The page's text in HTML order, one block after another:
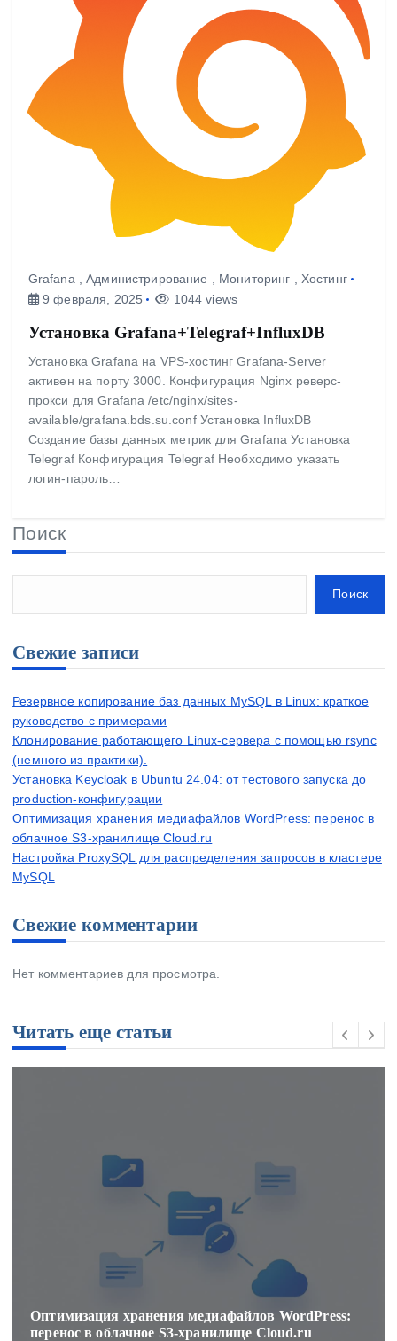
Grafana ,Администрирование Мониторинг
Хостинг
9 февраля, 2025
1044 views
Установка Grafana+Telegraf+InfluxDB
Установка Grafana на VPS-хостинг Grafana-Server
активен на порту 3000. Конфигурация Nginx реверс-
прокси для Grafana /etc/nginx/sites-
available/grafana.bds.su.conf Установка InfluxDB
Создание базы данных метрик для Grafana Установка
Telegraf Конфигурация Telegraf Необходимо указать
логин-пароль…
Поиск
Поиск
Свежие записи
Резервное копирование баз данных MySQL в Linux: краткое
руководство с примерами
Клонирование работающего Linux-сервера с помощью rsync
(немного из практики).
Установка Keycloak в Ubuntu 24.04: от тестового запуска до
production-конфигурации
Оптимизация хранения медиафайлов WordPress: перенос в
облачное S3-хранилище Cloud.ru
Настройка ProxySQL для распределения запросов в кластере
MySQL
Свежие комментарии
Нет комментариев для просмотра.
Читать еще статьи
Оптимизация хранения медиафайлов WordPress:
перенос в облачное S3-хранилище Cloud.ru